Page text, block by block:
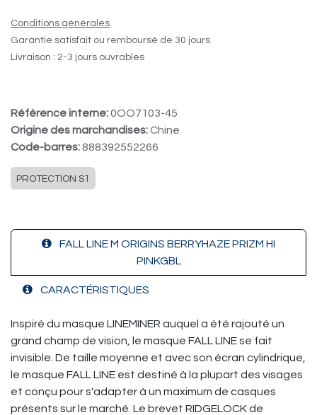
Conditions générales
Garantie satisfait ou remboursé de 30 jours
Livraison : 2-3 jours ouvrables
Référence interne:0OO7103-45
Origine des marchandises: Chine
Code-barres: 888392552266
PROTECTION S1
FALL LINE M ORIGINS BERRYHAZE PRIZM HI
PINKGBL
CARACTÉRISTIQUES
Inspiré du masque LINEMINER auquel a été rajouté un
grand champ de vision, le masque FALL LINE se fait
invisible. De taille moyenne et avec son écran cylindrique,
le masque FALL LINE est destiné à la plupart des visages
et conçu pour s'adapter à un maximum de casques
présents sur le marché. Le brevet RIDGELOCK de